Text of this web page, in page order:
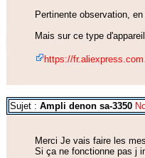
Pertinente observation,
Mais sur ce type
https://
Sujet : Ampli denon sa-3350
Merci Je vais faire les
Si ça ne fonctionne pas j